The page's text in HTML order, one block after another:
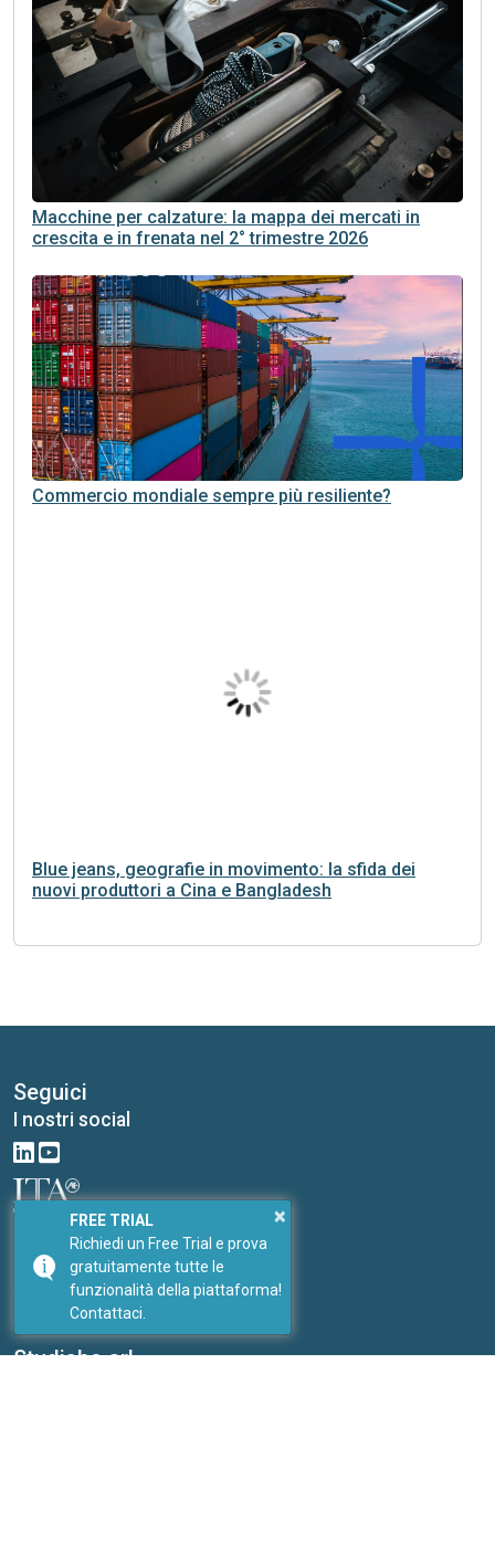
Macchine per calzature: la mappa dei mercati in
crescita e in frenata nel 2° trimestre 2026
Commercio mondiale sempre più resiliente?
Blue jeans, geografie in movimento: la sfida dei
nuovi produttori a Cina e Bangladesh
Seguici
I nostri social
I nostri portali
PricePedia
ForDataScientist
Studiabo srl
×
FREE TRIAL
Richiedi un Free Trial e prova
gratuitamente tutte le
funzionalità della piattaforma!
Contattaci.